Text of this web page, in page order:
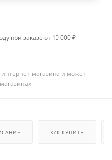
при заказе от 10 000 ₽
магазина и может
КАК КУПИТЬ